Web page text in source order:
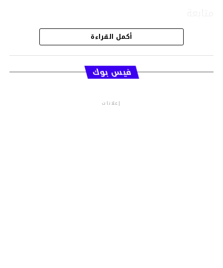
قسم الاخبار
أكمل القراءة
فيس بوك
إعلانات